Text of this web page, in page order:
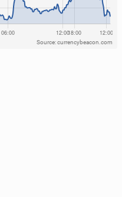
Source: currencybeacon.com